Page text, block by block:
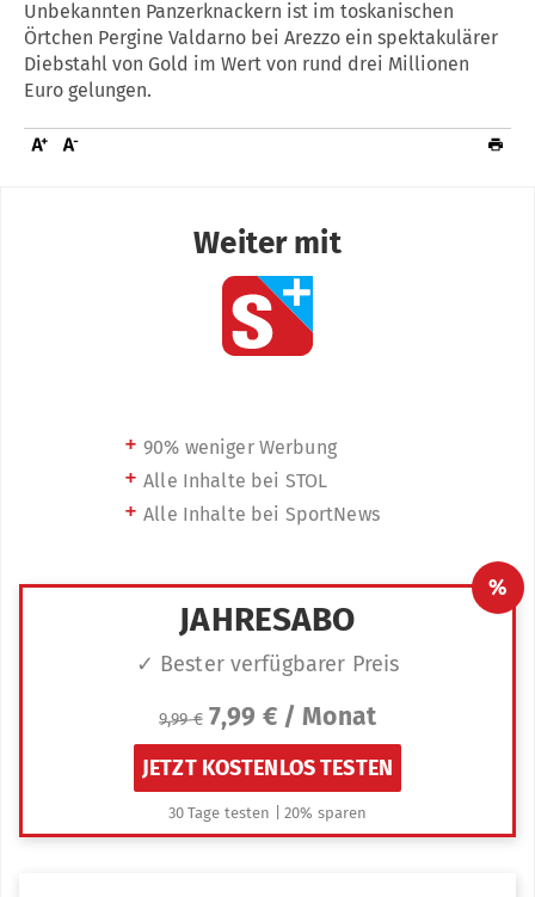
Unbekannten Panzerknackern ist im toskanischen
Örtchen Pergine Valdarno bei Arezzo ein spektakulärer
Diebstahl von Gold im Wert von rund drei Millionen
Euro gelungen.